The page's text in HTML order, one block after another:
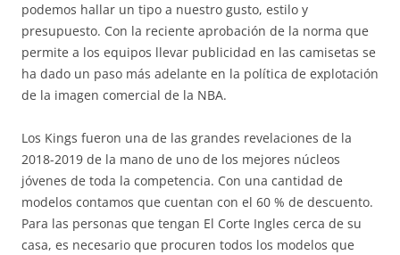
podemos hallar un tipo a nuestro gusto, estilo y
presupuesto. Con la reciente aprobación de la norma que
permite a los equipos llevar publicidad en las camisetas se
ha dado un paso más adelante en la política de explotación
de la imagen comercial de la NBA.
Los Kings fueron una de las grandes revelaciones de la
2018-2019 de la mano de uno de los mejores núcleos
jóvenes de toda la competencia. Con una cantidad de
modelos contamos que cuentan con el 60 % de descuento.
Para las personas que tengan El Corte Ingles cerca de su
casa, es necesario que procuren todos los modelos que